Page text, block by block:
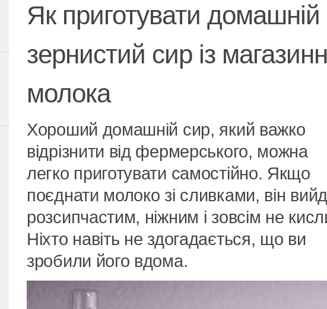
Як приготувати домашній
зернистий сир із
молока
Хороший домашній сир, який важко
відрізнити від фермерського, можна
легко приготувати самостійно. Якщо
поєднати молоко зі сливками, він
розсипчастим, ніжним і зовсім не
Ніхто навіть не здогадається, що ви
зробили його вдома.